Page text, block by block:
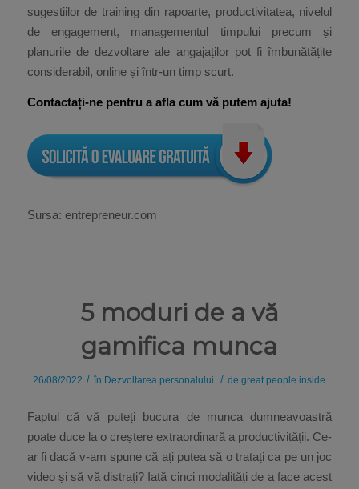
sugestiilor de training din rapoarte, productivitatea, nivelul
de engagement, managementul timpului precum și
planurile de dezvoltare ale angajaților pot fi îmbunătățite
considerabil, online și într-un timp scurt.
Contactați-ne pentru a afla cum vă putem ajuta!
Sursa: entrepreneur.com
5 moduri de a vă
gamifica munca
26/08/2022 / în Dezvoltarea personalului / degreat people inside
Faptul că vă puteți bucura de munca dumneavoastră
poate duce la o creștere extraordinară a productivității. Ce-
ar fi dacă v-am spune că ați putea să o tratați ca pe un joc
video și să vă distrați? Iată cinci modalități de a face acest